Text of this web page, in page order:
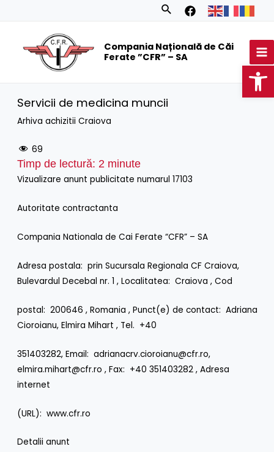
Search
Compania Națională de Căi
Ferate ”CFR” – SA
Servicii de medicina muncii
Arhiva achizitii Craiova
69
Timp de lectură: 2 minute
Vizualizare anunt publicitate numarul 17103
Autoritate contractanta
Compania Nationala de Cai Ferate “CFR” – SA
Adresa postala: prin Sucursala Regionala CF Craiova,
Bulevardul Decebal nr. 1 , Localitatea: Craiova , Cod
postal: 200646 , Romania , Punct(e) de contact: Adriana
Cioroianu, Elmira Mihart , Tel. +40
351403282, Email: adrianacrv.cioroianu@cfr.ro,
elmira.mihart@cfr.ro , Fax: +40 351403282 , Adresa
internet
(URL): www.cfr.ro
Detalii anunt